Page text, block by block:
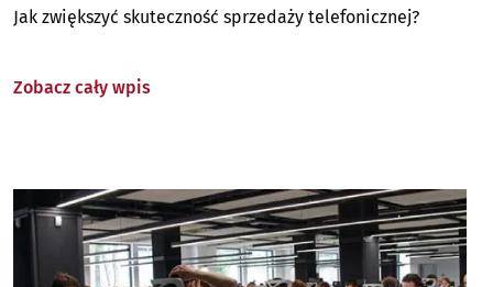
Jak zwiększyć skuteczność sprzedaży telefonicznej?
Zobacz cały wpis
Image